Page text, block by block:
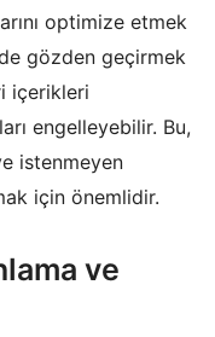
optimize etmek
gözden geçirmek
içerikleri
engelleyebilir. Bu,
istenmeyen
için önemlidir.
ve